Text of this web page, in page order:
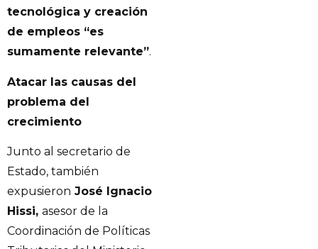
tecnológica y creación
de empleos “es
sumamente relevante”.
Atacar las causas del
problema del
crecimiento
Junto al secretario de
Estado, también
expusieron José Ignacio
Hissi, asesor de la
Coordinación de Políticas